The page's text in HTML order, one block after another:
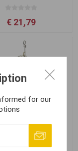
€ 21,79
for our